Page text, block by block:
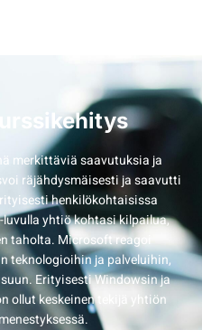
merkittäviä saavutuksia ja
räjähdysmäisesti ja saavutti
henkilökohtaisissa
yhtiö kohtasi kilpailua,
taholta. Microsoft reagoi
teknologioihin ja palveluihin,
Erityisesti Windowsin ja
ollut keskeinen tekijä yhtiön